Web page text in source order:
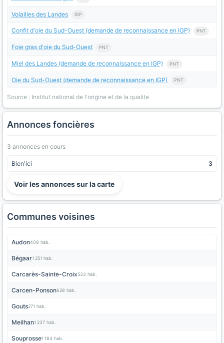
Volailles des Landes IGP
Confit d'oie du Sud-Ouest (demande de reconnaissance en IGP) PNT
Foie gras d'oie du Sud-Ouest PNT
Miel des Landes (demande de reconnaissance en IGP) PNT
Oie du Sud-Ouest (demande de reconnaissance en IGP) PNT
Source : Institut national de l'origine et de la qualite
Annonces foncières
3 annonces en cours
Bien'ici 3
Voir les annonces sur la carte
Communes voisines
Audon409 hab.
Bégaar1 251 hab.
Carcarès-Sainte-Croix533 hab.
Carcen-Ponson628 hab.
Gouts271 hab.
Meilhan1 237 hab.
Souprosse1 184 hab.